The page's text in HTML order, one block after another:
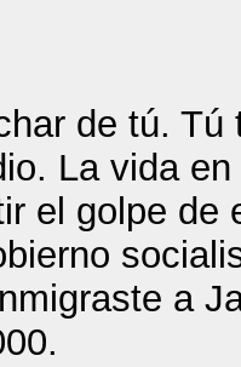
de tú.
La vida
el golpe
a